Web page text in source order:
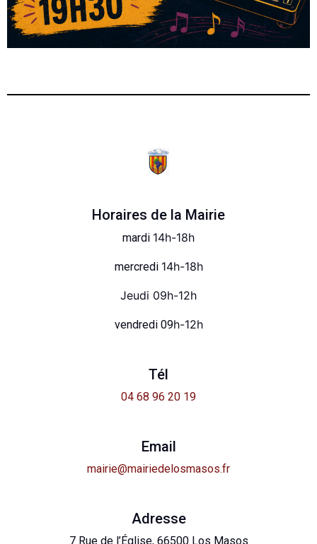
Horaires de la Mairie
mardi 14h-18h
mercredi 14h-18h
Jeudi 09h-12h
vendredi 09h-12h
Tél
04 68 96 20 19
Email
mairie@mairiedelosmasos.fr
Adresse
7 Rue de l’Église, 66500 Los Masos